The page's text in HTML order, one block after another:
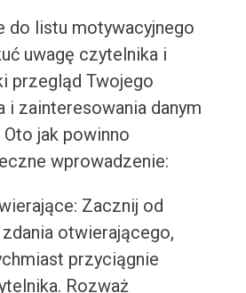
do listu motywacyjnego
uwagę czytelnika i
przegląd Twojego
i zainteresowania danym
jak powinno
wprowadzenie:
Zacznij od
otwierającego,
przyciągnie
Rozważ